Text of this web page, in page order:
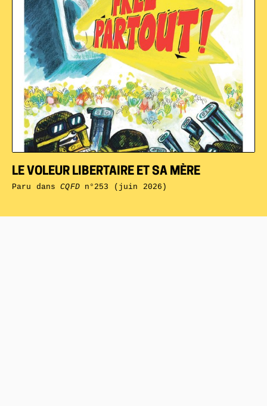
LE VOLEUR LIBERTAIRE ET SA MÈRE
Paru dansCQFDn°253 (juin 2026)